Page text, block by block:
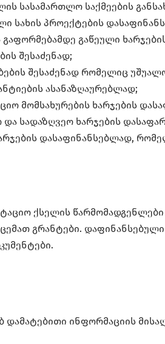
სასამართლო საქმეების
სახის პროექტების
გაწეული
შესაძენად;
შესაძენად რომელიც
ასანაზღაურებლად;
მომსახურების ხარჯების
სადაზღვეო ხარჯების
დასაფინანსებლად,
ქსელის
გრანტები.
დამატებითი ინფორმაციის